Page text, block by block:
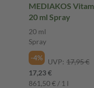
MEDIAKOS
20 ml Spray
20 ml
Spray
-4%
UVP: 17,95 €
17,23 €
861,50 € / 1 l